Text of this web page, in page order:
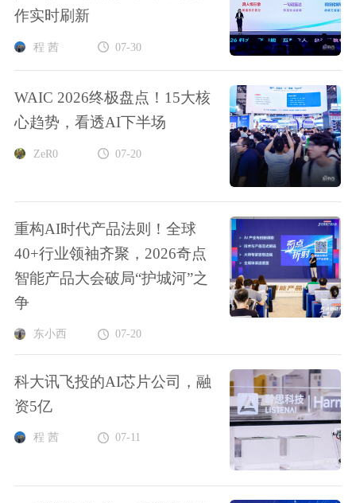
作实时刷新
程 茜 07-30
WAIC 2026终极盘点！15大核
心趋势，看透AI下半场
ZeR0 07-20
重构AI时代产品法则！全球
40+行业领袖齐聚，2026奇点
智能产品大会破局“护城河”之
争
东小西 07-20
科大讯飞投的AI芯片公司，融
资5亿
程 茜 07-11